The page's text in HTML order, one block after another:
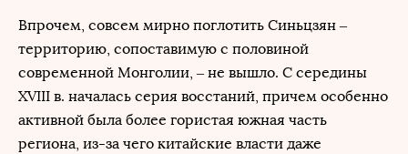
Впрочем, совсем мирно поглотить Синьцзян –
территорию, сопоставимую с половиной
современной Монголии, – не вышло. С середины
XVIII в. началась серия восстаний, причем особенно
активной была более гористая южная часть
региона, из-за чего китайские власти даже